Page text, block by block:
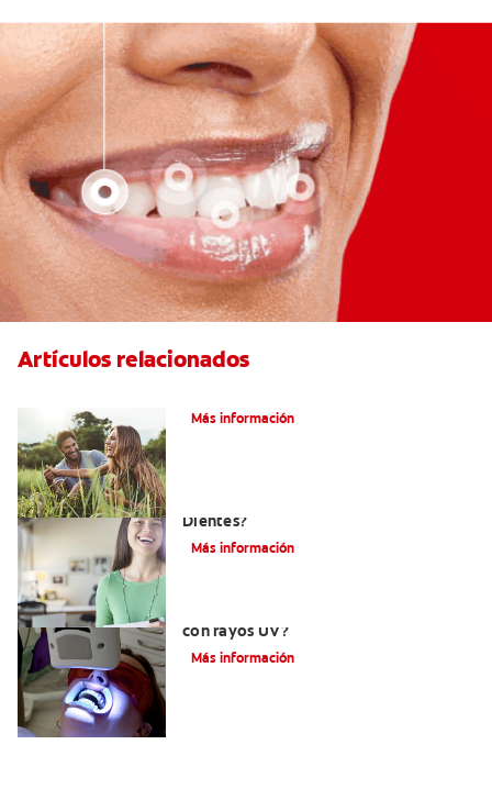
Artículos relacionados
Más información
Dientes?
Más información
con rayos UV?
Más información